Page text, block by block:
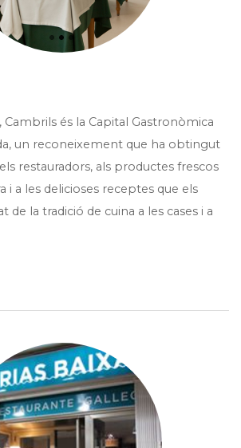
Cambrils és la Capital Gastronòmica
un reconeixement que ha obtingut
restauradors, als productes frescos
i a les delicioses receptes que els
de la tradició de cuina a les cases i a